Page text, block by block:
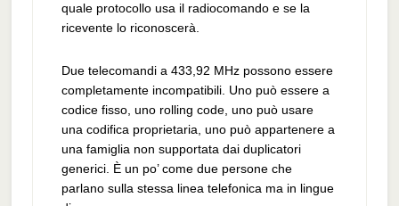
quale protocollo usa il radiocomando e se la
ricevente lo riconoscerà.
Due telecomandi a 433,92 MHz possono essere
completamente incompatibili. Uno può essere a
codice fisso, uno rolling code, uno può usare
una codifica proprietaria, uno può appartenere a
una famiglia non supportata dai duplicatori
generici. È un po’ come due persone che
parlano sulla stessa linea telefonica ma in lingue